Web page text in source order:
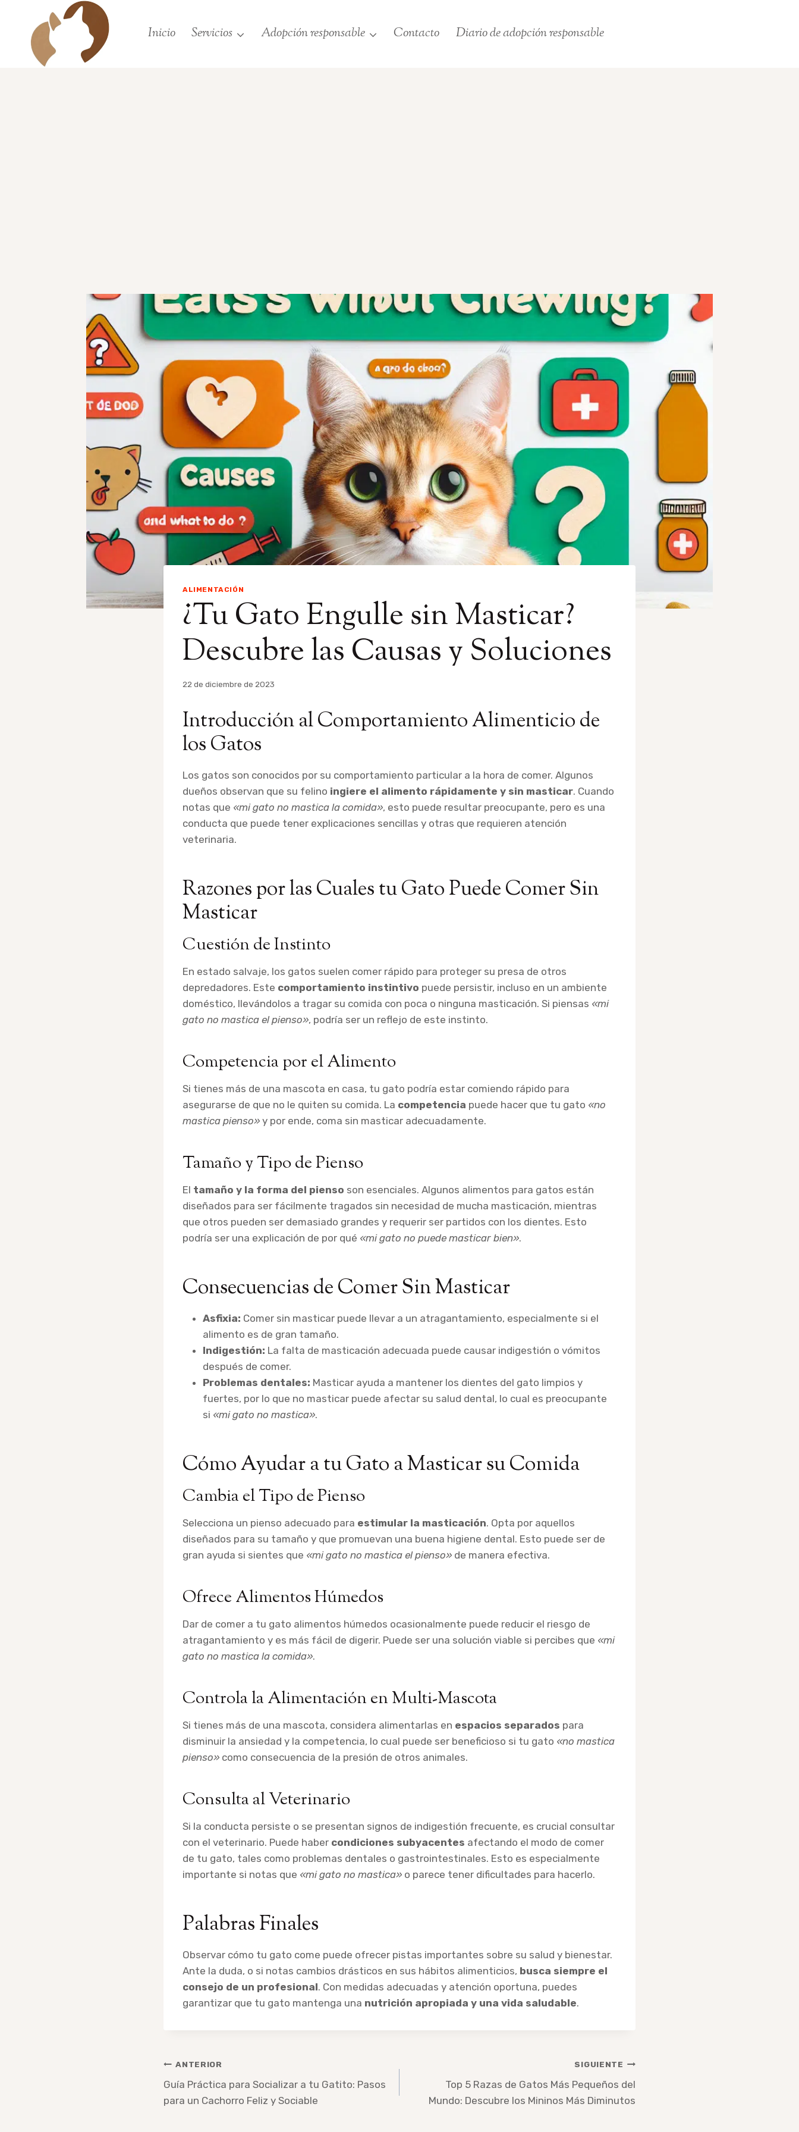
contenido
Inicio Servicios Adopción responsable Contacto Diario de adopción responsable
ALIMENTACIÓN
¿Tu Gato Engulle sin Masticar?
Descubre las Causas y Soluciones
Por
22 de diciembre de 2023
Introducción al Comportamiento Alimenticio de
los Gatos
Los gatos son conocidos por su comportamiento particular a la hora de comer. Algunos
dueños observan que su felino ingiere el alimento rápidamente y sin masticar. Cuando
notas que «mi gato no mastica la comida», esto puede resultar preocupante, pero es una
conducta que puede tener explicaciones sencillas y otras que requieren atención
veterinaria.
Razones por las Cuales tu Gato Puede Comer Sin
Masticar
Cuestión de Instinto
En estado salvaje, los gatos suelen comer rápido para proteger su presa de otros
depredadores. Este comportamiento instintivo puede persistir, incluso en un ambiente
doméstico, llevándolos a tragar su comida con poca o ninguna masticación. Si piensas «mi
gato no mastica el pienso», podría ser un reflejo de este instinto.
Competencia por el Alimento
Si tienes más de una mascota en casa, tu gato podría estar comiendo rápido para
asegurarse de que no le quiten su comida. La competencia puede hacer que tu gato «no
mastica pienso» y por ende, coma sin masticar adecuadamente.
Tamaño y Tipo de Pienso
El tamaño y la forma del pienso son esenciales. Algunos alimentos para gatos están
diseñados para ser fácilmente tragados sin necesidad de mucha masticación, mientras
que otros pueden ser demasiado grandes y requerir ser partidos con los dientes. Esto
podría ser una explicación de por qué «mi gato no puede masticar bien».
Consecuencias de Comer Sin Masticar
Asfixia: Comer sin masticar puede llevar a un atragantamiento, especialmente si el
alimento es de gran tamaño.
Indigestión: La falta de masticación adecuada puede causar indigestión o vómitos
después de comer.
Problemas dentales: Masticar ayuda a mantener los dientes del gato limpios y
fuertes, por lo que no masticar puede afectar su salud dental, lo cual es preocupante
si «mi gato no mastica».
Cómo Ayudar a tu Gato a Masticar su Comida
Cambia el Tipo de Pienso
Selecciona un pienso adecuado para estimular la masticación. Opta por aquellos
diseñados para su tamaño y que promuevan una buena higiene dental. Esto puede ser de
gran ayuda si sientes que «mi gato no mastica el pienso» de manera efectiva.
Ofrece Alimentos Húmedos
Dar de comer a tu gato alimentos húmedos ocasionalmente puede reducir el riesgo de
atragantamiento y es más fácil de digerir. Puede ser una solución viable si percibes que «mi
gato no mastica la comida».
Controla la Alimentación en Multi-Mascota
Si tienes más de una mascota, considera alimentarlas en espacios separados para
disminuir la ansiedad y la competencia, lo cual puede ser beneficioso si tu gato «no mastica
pienso» como consecuencia de la presión de otros animales.
Consulta al Veterinario
Si la conducta persiste o se presentan signos de indigestión frecuente, es crucial consultar
con el veterinario. Puede haber condiciones subyacentes afectando el modo de comer
de tu gato, tales como problemas dentales o gastrointestinales. Esto es especialmente
importante si notas que «mi gato no mastica» o parece tener dificultades para hacerlo.
Palabras Finales
Observar cómo tu gato come puede ofrecer pistas importantes sobre su salud y bienestar.
Ante la duda, o si notas cambios drásticos en sus hábitos alimenticios, busca siempre el
consejo de un profesional. Con medidas adecuadas y atención oportuna, puedes
garantizar que tu gato mantenga una nutrición apropiada y una vida saludable.
Navegación
de
entradas
ANTERIOR
Guía Práctica para Socializar a tu Gatito: Pasos
para un Cachorro Feliz y Sociable
SIGUIENTE
Top 5 Razas de Gatos Más Pequeños del
Mundo: Descubre los Mininos Más Diminutos